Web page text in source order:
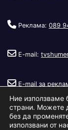
Реклама: 089
E-mail:
E-mail за
Ние използваме
страни. Можете
без да
използвани от